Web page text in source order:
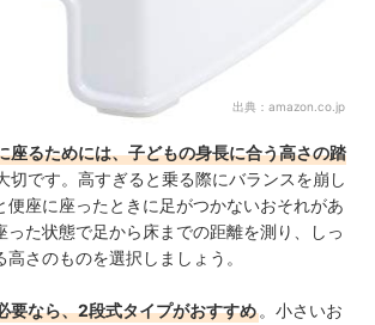
出典： amazon.co.jp
座るためには、子どもの身長に合う高さの踏
切です。高すぎると乗る際にバランスを崩し
便座に座ったときに足がつかないおそれがあ
った状態で足から床までの距離を測り、しっ
さのものを選択しましょう。
要なら、2段式タイプがおすすめ 。小さいお